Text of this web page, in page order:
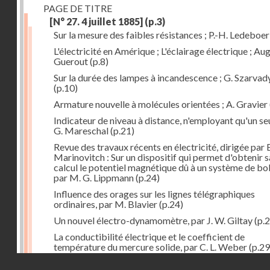
PAGE DE TITRE
[N° 27. 4 juillet 1885] (p.3)
Sur la mesure des faibles résistances ; P.-H. Ledeboer
L'électricité en Amérique ; L'éclairage électrique ;
Guerout(p.8)
Sur la durée des lampes à incandescence ; G.
(p.10)
Armature nouvelle à molécules orientées ; A. Gravier
Indicateur de niveau à distance, n'employant qu'un
G. Mareschal(p.21)
Revue des travaux récents en électricité, dirigée par
Marinovitch : Sur un dispositif qui permet d'obtenir
calcul le potentiel magnétique dû à un système de
par M. G. Lippmann(p.24)
Influence des orages sur les lignes télégraphiques
ordinaires, par M. Blavier(p.24)
Un nouvel électro-dynamomètre, par J. W. Giltay
La conductibilité électrique et le coefficient de
température du mercure solide, par C. L. Weber